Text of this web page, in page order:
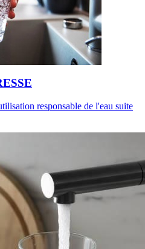
responsable de l'eau suite